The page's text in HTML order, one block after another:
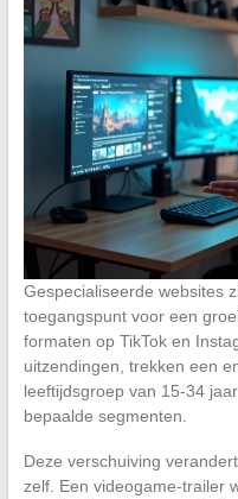
Gespecialiseerde websites
toegangspunt voor een
formaten op TikTok en
uitzendingen, trekken een
leeftijdsgroep van 15-34
bepaalde segmenten.
Deze verschuiving
zelf. Een videogame-trailer